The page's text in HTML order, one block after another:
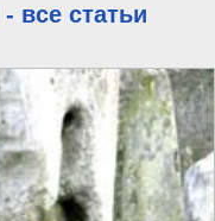
все статьи